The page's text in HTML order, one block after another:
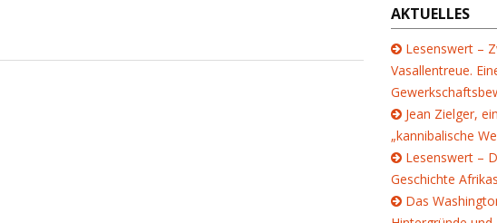
AKTUELLES
Lesenswert –
Vasallentreue.
Jean Zielger,
„kannibalische
Lesenswert –
Geschichte Afrikas
Das